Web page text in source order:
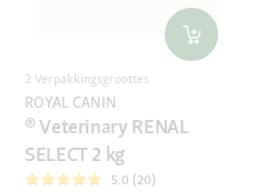
2 Verpakkingsgroottes
ROYAL CANIN
® Veterinary RENAL
SELECT 2 kg
5.0 (20)